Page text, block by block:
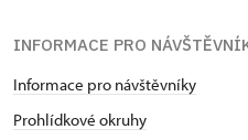
INFORMACE PRO
Informace pro návštěvníky
Prohlídkové okruhy